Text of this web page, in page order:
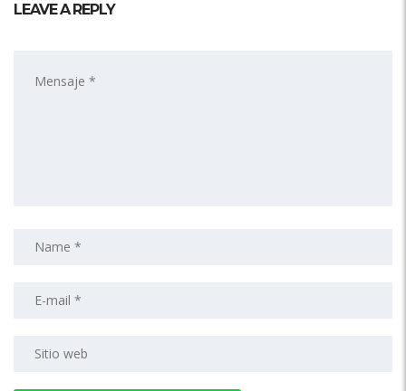
LEAVE A REPLY